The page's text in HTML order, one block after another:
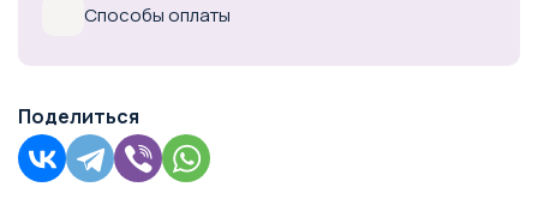
Способы оплаты
Поделиться